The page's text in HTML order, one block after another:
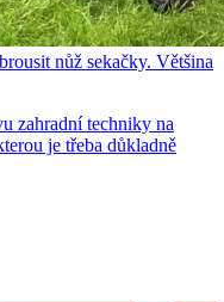
nůž sekačky. Většina
zahradní techniky na
je třeba důkladně